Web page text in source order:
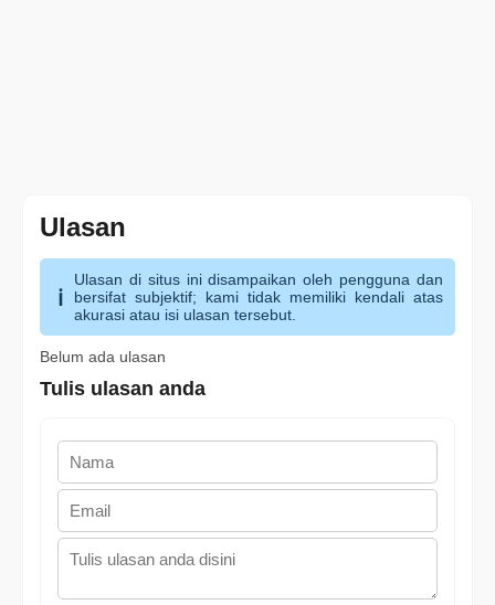
Ulasan
Ulasan di situs ini disampaikan oleh pengguna dan
bersifat subjektif; kami tidak memiliki kendali atas
akurasi atau isi ulasan tersebut.
Belum ada ulasan
Tulis ulasan anda